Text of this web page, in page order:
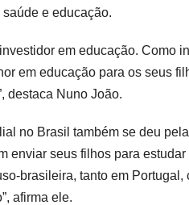
e educação.
em educação. Como
em educação para os seus
destaca Nuno João.
no Brasil também se deu
enviar seus filhos para
brasileira, tanto em
afirma ele.